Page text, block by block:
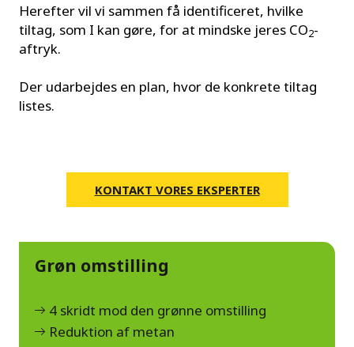
Herefter vil vi sammen få identificeret, hvilke
tiltag, som I kan gøre, for at mindske jeres CO2-
aftryk.
Der udarbejdes en plan, hvor de konkrete tiltag
listes.
KONTAKT VORES EKSPERTER
Grøn omstilling
4 skridt mod den grønne omstilling
Reduktion af metan